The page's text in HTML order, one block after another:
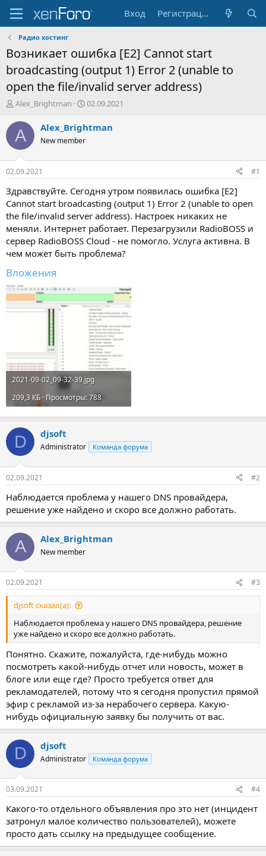
Вход Регистрация
Радио хостинг
Возникает ошибка [E2] Cannot start
broadcasting (output 1) Error 2 (unable to
open the file/invalid server address)
А
т
о
т
е
м
ы
Alex_Brightman
Д
т
а
л
а
02.09.2021
A Alex_Brightman
New member
02.09.2021 #1
Здравствуйте. Сегодня утром появилась ошибка [E2]
Cannot start broadcasting (output 1) Error 2 (unable to open
the file/invalid server address). Настроек никаких не
меняли. Интернет работает. Перезагрузили RadioBOSS и
сервер RadioBOSS Cloud - не помогло. Услуга активна. В
чем может быть проблема?
Вложения
2021-09-02_09-32-39.jpg
209,3 КБ · Просмотры: 788
D djsoft
Administrator Команда форума
02.09.2021 #2
Наблюдается проблема у нашего DNS провайдера,
решение уже найдено и скоро все должно работать.
A Alex_Brightman
New member
02.09.2021 #3
djsoft сказал(а):
Наблюдается проблема у нашего DNS провайдера, решение
уже найдено и скоро все должно работать.
Понятно. Скажите, пожалуйста, где-нибудь можно
посмотреть какой-нибудь отчет или новость, может в
блоге или еще где? Просто требуется ответ для
рекламодателей, потому что я сегодня пропустил прямой
эфир с рекламой из-за нерабочего сервера. Какую-
нибудь официальную заявку бы получить от вас.
D djsoft
Administrator Команда форума
03.09.2021 #4
Какого-то отдельного объявления про это нет (инцидент
затронул малое количество пользователей), можете
просто дать ссылку на предыдущее сообщение.